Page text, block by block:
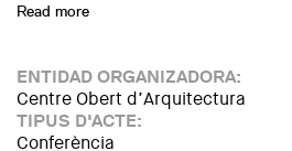
Read more
ENTIDAD ORGANIZADORA:
Centre Obert d’Arquitectura
TIPUS D'ACTE:
Conferència